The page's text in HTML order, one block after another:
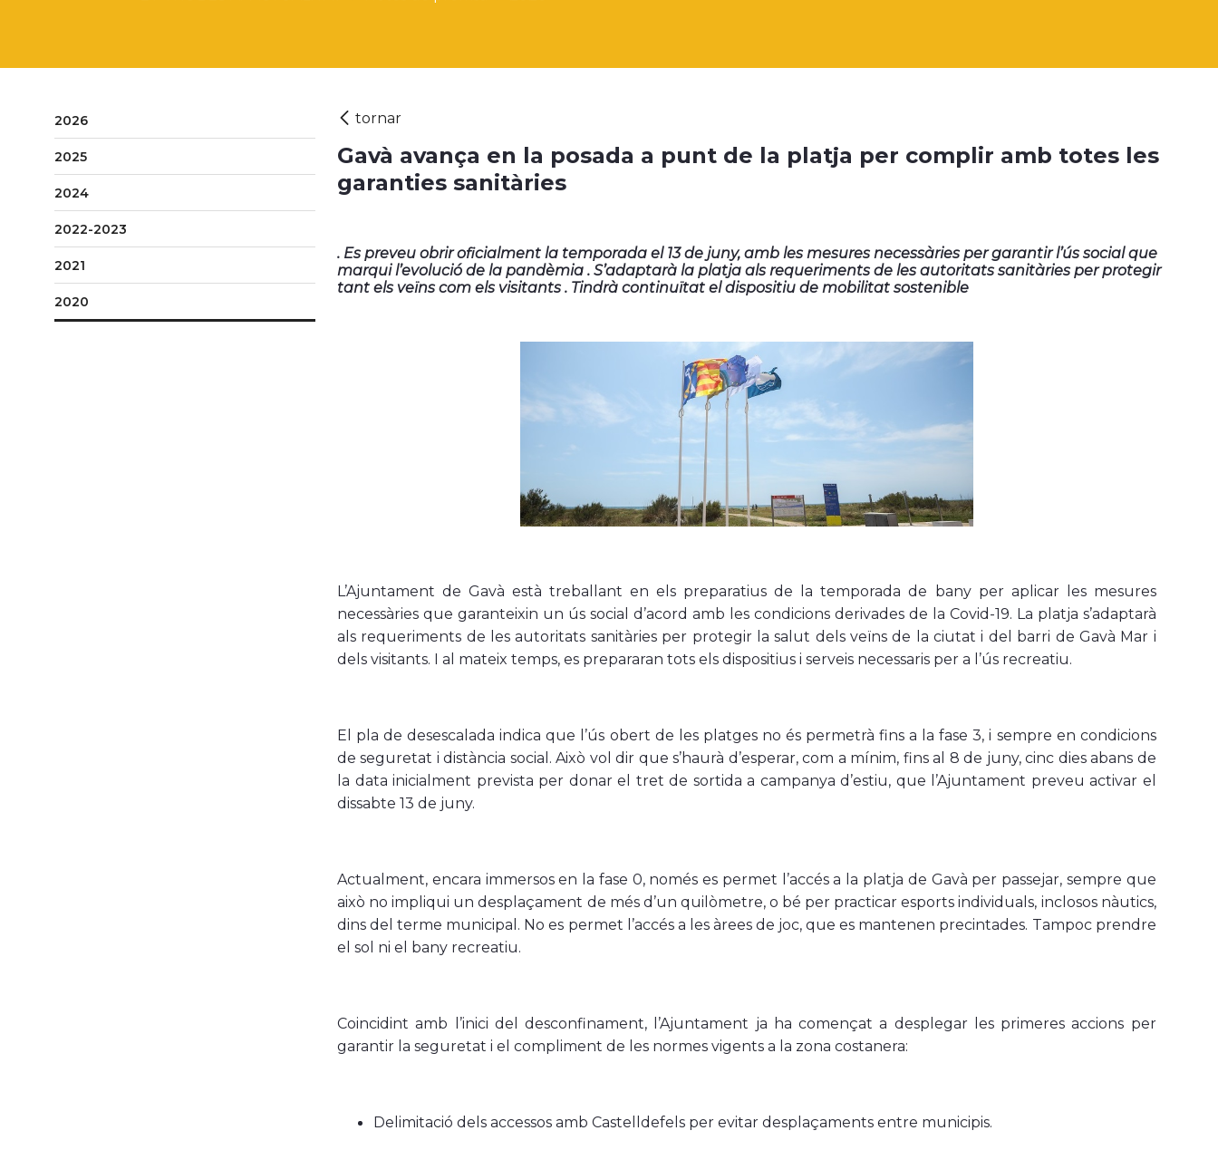
2026
2025
2024
2022-2023
2021
2020
Gavà avança en la posada a punt de la platja per complir amb totes les
garanties sanitàries
. Es preveu obrir oficialment la temporada el 13 de juny, amb les mesures necessàries per garantir l’ús social que
marqui l’evolució de la pandèmia . S’adaptarà la platja als requeriments de les autoritats sanitàries per protegir
tant els veïns com els visitants . Tindrà continuïtat el dispositiu de mobilitat sostenible
L’Ajuntament de Gavà està treballant en els preparatius de la temporada de bany per aplicar les mesures
necessàries que garanteixin un ús social d’acord amb les condicions derivades de la Covid-19. La platja s’adaptarà
als requeriments de les autoritats sanitàries per protegir la salut dels veïns de la ciutat i del barri de Gavà Mar i
dels visitants. I al mateix temps, es prepararan tots els dispositius i serveis necessaris per a l’ús recreatiu.
El pla de desescalada indica que l’ús obert de les platges no és permetrà fins a la fase 3, i sempre en condicions
de seguretat i distància social. Això vol dir que s’haurà d’esperar, com a mínim, fins al 8 de juny, cinc dies abans de
la data inicialment prevista per donar el tret de sortida a campanya d’estiu, que l’Ajuntament preveu activar el
dissabte 13 de juny.
Actualment, encara immersos en la fase 0, només es permet l’accés a la platja de Gavà per passejar, sempre que
això no impliqui un desplaçament de més d’un quilòmetre, o bé per practicar esports individuals, inclosos nàutics,
dins del terme municipal. No es permet l’accés a les àrees de joc, que es mantenen precintades. Tampoc prendre
el sol ni el bany recreatiu.
Coincidint amb l’inici del desconfinament, l’Ajuntament ja ha començat a desplegar les primeres accions per
garantir la seguretat i el compliment de les normes vigents a la zona costanera:
Delimitació dels accessos amb Castelldefels per evitar desplaçaments entre municipis.